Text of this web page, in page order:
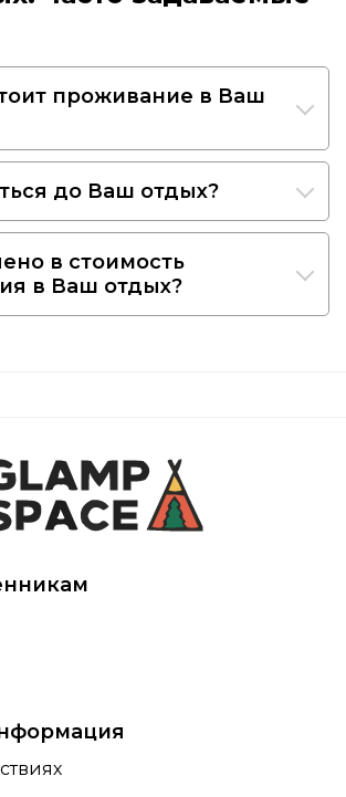
проживание в Ваш
до Ваш отдых?
в стоимость
в Ваш отдых?